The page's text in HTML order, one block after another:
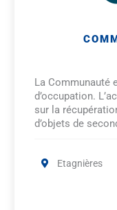
La Communauté
d’occupation.
sur la
d’objets de
Etagnières